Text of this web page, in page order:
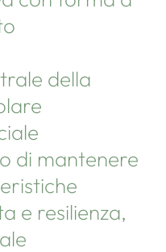
della
di mantenere
e resilienza,